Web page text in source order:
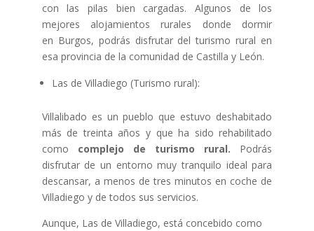
con las pilas bien cargadas. Algunos de los
mejores alojamientos rurales donde dormir
en Burgos, podrás disfrutar del turismo rural en
esa provincia de la comunidad de Castilla y León.
Las de Villadiego (Turismo rural):
Villalibado es un pueblo que estuvo deshabitado
más de treinta años y que ha sido rehabilitado
como complejo de turismo rural. Podrás
disfrutar de un entorno muy tranquilo ideal para
descansar, a menos de tres minutos en coche de
Villadiego y de todos sus servicios.
Aunque, Las de Villadiego, está concebido como